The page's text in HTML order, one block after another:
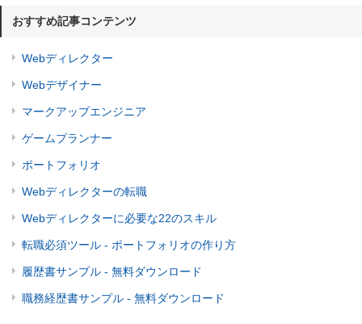
おすすめ記事コンテンツ
Webディレクター
Webデザイナー
マークアップエンジニア
ゲームプランナー
ポートフォリオ
Webディレクターの転職
Webディレクターに必要な22のスキル
転職必須ツール - ポートフォリオの作り方
履歴書サンプル - 無料ダウンロード
職務経歴書サンプル - 無料ダウンロード